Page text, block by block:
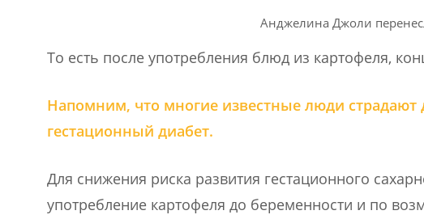
Анджелина Джоли
То есть после употребления блюд из картофеля,
Напомним, что многие известные люди
гестационный диабет.
Для снижения риска развития гестационного
употребление картофеля до беременности и по